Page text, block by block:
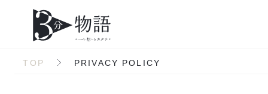
TOP PRIVACY POLICY